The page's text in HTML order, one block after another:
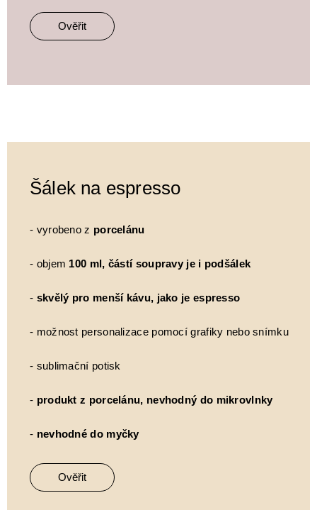
Ověřit
Šálek na espresso
- vyrobeno z porcelánu
- objem 100 ml, částí soupravy je i podšálek
- skvělý pro menší kávu, jako je espresso
- možnost personalizace pomocí grafiky nebo snímku
- sublimační potisk
- produkt z porcelánu, nevhodný do mikrovlnky
- nevhodné do myčky
Ověřit